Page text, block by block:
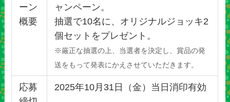
ーン
概要
ャンペーン。
抽選で10名に、オリジナルジョッキ2
個セットをプレゼント。
※厳正な抽選の上、当選者を決定し、賞品の発
送をもって発表にかえさせていただきます。
応募
2025年10月31日（金）当日消印有効